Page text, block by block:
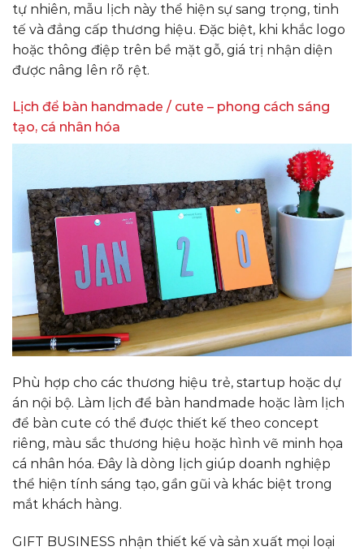
tự nhiên, mẫu lịch này thể hiện sự sang trọng, tinh
tế và đẳng cấp thương hiệu. Đặc biệt, khi khắc logo
hoặc thông điệp trên bề mặt gỗ, giá trị nhận diện
được nâng lên rõ rệt.
Lịch để bàn handmade / cute – phong cách sáng
tạo, cá nhân hóa
Phù hợp cho các thương hiệu trẻ, startup hoặc dự
án nội bộ. Làm lịch để bàn handmade hoặc làm lịch
để bàn cute có thể được thiết kế theo concept
riêng, màu sắc thương hiệu hoặc hình vẽ minh họa
cá nhân hóa. Đây là dòng lịch giúp doanh nghiệp
thể hiện tính sáng tạo, gần gũi và khác biệt trong
mắt khách hàng.
GIFT BUSINESS nhận thiết kế và sản xuất mọi loại